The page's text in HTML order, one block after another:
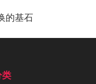
的基石
类